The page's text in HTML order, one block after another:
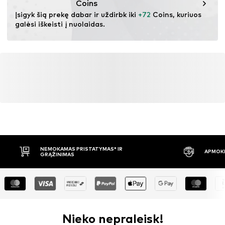
Coins
Įsigyk šią prekę dabar ir uždirbk iki +72 Coins, kuriuos
galėsi iškeisti į nuolaidas.
NEMOKAMAS PRISTATYMAS* IR
GRĄŽINIMAS
Nieko nepraleisk!